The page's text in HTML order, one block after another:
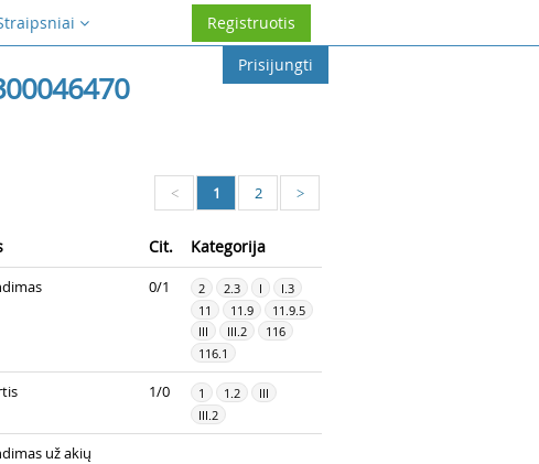
Registruotis
Prisijungti
< 1 2 >
Cit. Kategorija
0/1 2 2.3 I
I.3
11
11.9
11.9.5
III
III.2
116
116.1
1/0 1 1.2
III
III.2
už akių